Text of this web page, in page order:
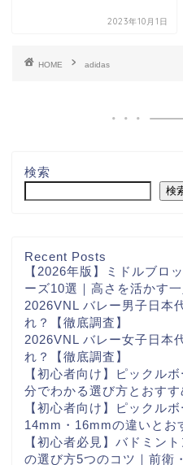
2023年10月1日
HOME adidas
検索
検
Recent Posts
【2026年版】ミドルブロ
ーズ10選｜高さを活かす
2026VNL バレー男子日本
れ？【徹底調査】
2026VNL バレー女子日本
れ？【徹底調査】
【初心者向け】ピックル
分でわかる選び方とおすす
【初心者向け】ピックル
14mm・16mmの違いとお
【初心者必見】バドミン
の選び方5つのコツ｜前衛